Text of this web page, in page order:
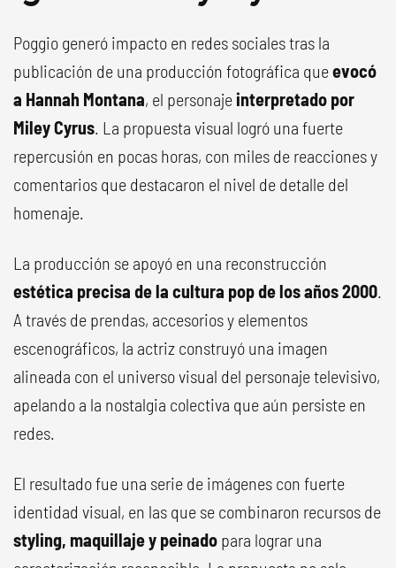
Poggio generó impacto en redes sociales tras la
publicación de una producción fotográfica queevocó
a Hannah Montana, el personaje interpretado por
Miley Cyrus. La propuesta visual logró una fuerte
repercusión en pocas horas, con miles de reacciones y
comentarios que destacaron el nivel de detalle del
homenaje.
La producción se apoyó en una reconstrucción
estética precisa de la cultura pop de los años 2000.
A través de prendas, accesorios y elementos
escenográficos, la actriz construyó una imagen
alineada con el universo visual del personaje televisivo,
apelando a la nostalgia colectiva que aún persiste en
redes.
El resultado fue una serie de imágenes con fuerte
identidad visual, en las que se combinaron recursos de
styling, maquillaje y peinado para lograr una